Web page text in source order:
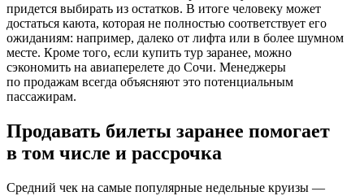
придется выбирать из остатков. В итоге человеку может
достаться каюта, которая не полностью соответствует его
ожиданиям: например, далеко от лифта или в более шумном
месте. Кроме того, если купить тур заранее, можно
сэкономить на авиаперелете до Сочи. Менеджеры
по продажам всегда объясняют это потенциальным
пассажирам.
Продавать билеты заранее помогает
в том числе и рассрочка
Средний чек на самые популярные недельные круизы —